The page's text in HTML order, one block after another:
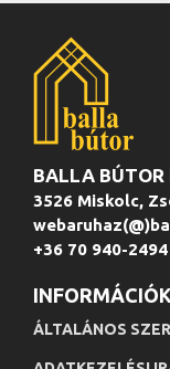
BALLA BÚTOR
3526 Miskolc,
+36 70 940-2494
INFORMÁCIÓK
ÁLTALÁNOS